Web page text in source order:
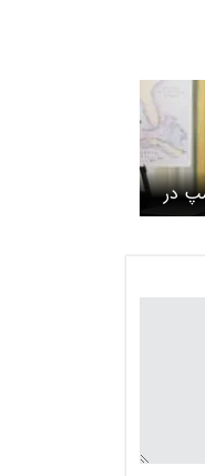
در